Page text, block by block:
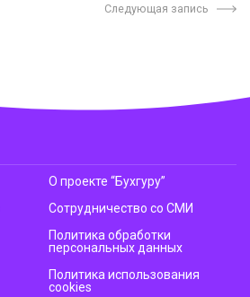
Следующая запись
О проекте “Бухгуру”
Сотрудничество со СМИ
Политика обработки
персональных данных
Политика использования
cookies